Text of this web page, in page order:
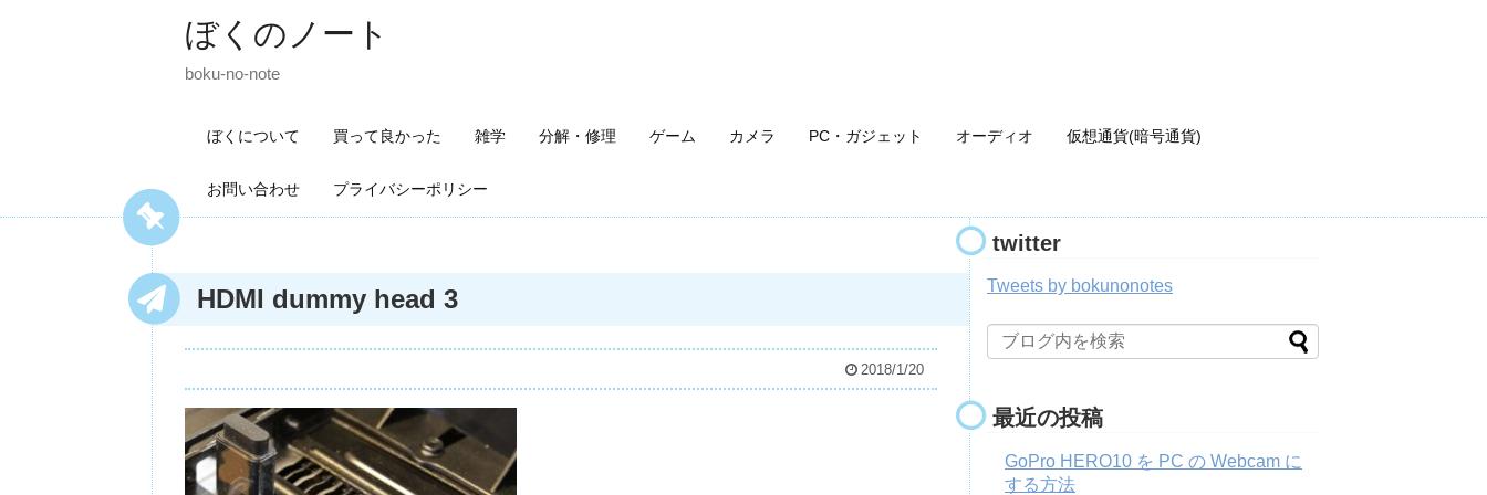
ぼくのノート
boku-no-note
ぼくについて 買って良かった 雑学 分解・修理 ゲーム カメラ PC・ガジェット オーディオ 仮想通貨(暗号通貨)
お問い合わせ プライバシーポリシー
HDMI dummy head 3
2018/1/20
twitter
Tweets by bokunonotes
最近の投稿
GoPro HERO10 を PC の Webcam に
する方法